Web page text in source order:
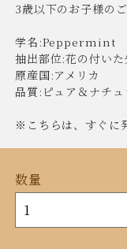
3歳以下のお子様の
学名:Peppermint
抽出部位:花の付い
原産国:アメリカ
品質:ピュア＆ナチ
※こちらは、すぐに
数量